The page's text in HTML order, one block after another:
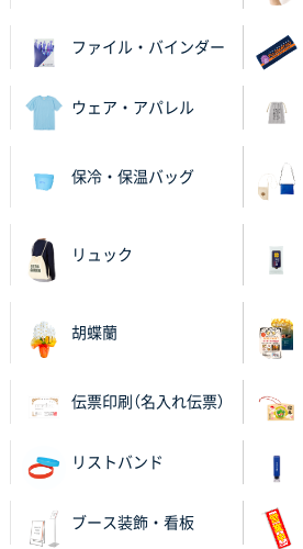
ファイル・バインダー
ウェア・アパレル
保冷・保温バッグ
リュック
胡蝶蘭
伝票印刷（名入れ伝票）
リストバンド
ブース装飾・看板